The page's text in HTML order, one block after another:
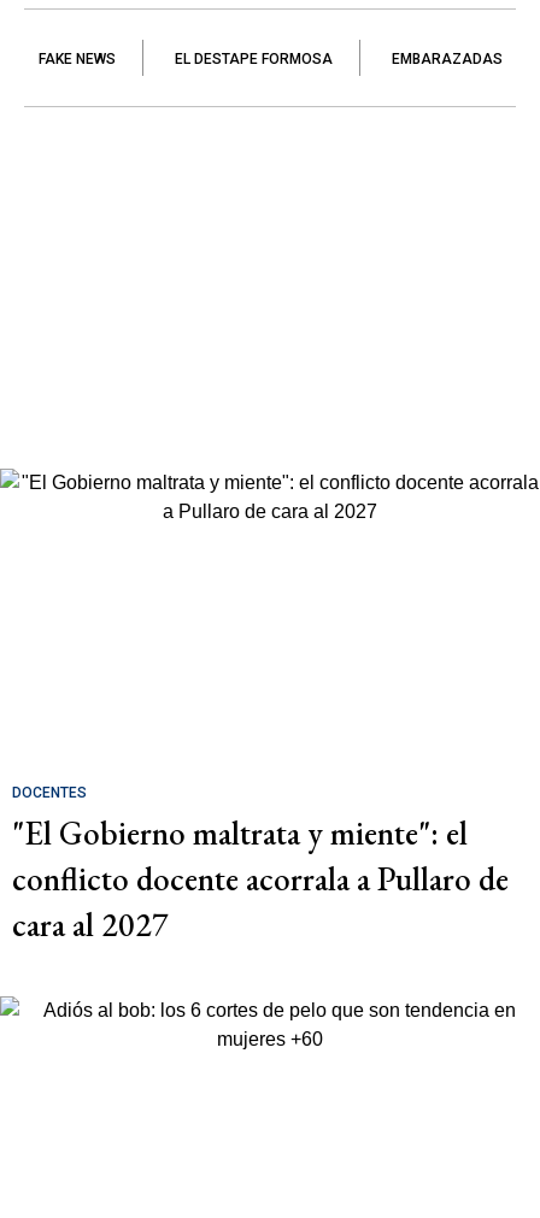
FAKE NEWS EL DESTAPE FORMOSA EMBARAZADAS
DOCENTES
"El Gobierno maltrata y miente": el
conflicto docente acorrala a Pullaro de
cara al 2027